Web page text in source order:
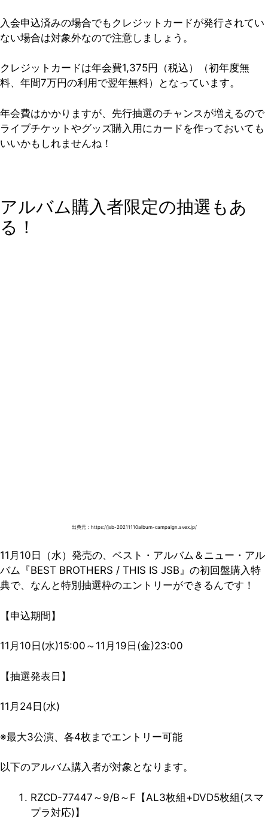
入会申込済みの場合でもクレジットカードが発行されてい
ない場合は対象外なので注意しましょう。
クレジットカードは年会費1,375円（税込）（初年度無
料、年間7万円の利用で翌年無料）となっています。
年会費はかかりますが、先行抽選のチャンスが増えるので
ライブチケットやグッズ購入用にカードを作っておいても
いいかもしれませんね！
アルバム購入者限定の抽選もあ
る！
出典元：https://jsb-20211110album-campaign.avex.jp/
11月10日（水）発売の、ベスト・アルバム＆ニュー・アル
バム『BEST BROTHERS / THIS IS JSB』の初回盤購入特
典で、なんと特別抽選枠のエントリーができるんです！
【申込期間】
11月10日(水)15:00～11月19日(金)23:00
【抽選発表日】
11月24日(水)
※最大3公演、各4枚までエントリー可能
以下のアルバム購入者が対象となります。
RZCD-77447～9/B～F【AL3枚組+DVD5枚組(スマ
プラ対応)】